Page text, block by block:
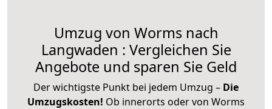
Umzug von Worms nach
Langwaden : Vergleichen Sie
Angebote und sparen Sie Geld
Der wichtigste Punkt bei jedem Umzug – Die
Umzugskosten! Ob innerorts oder von Worms